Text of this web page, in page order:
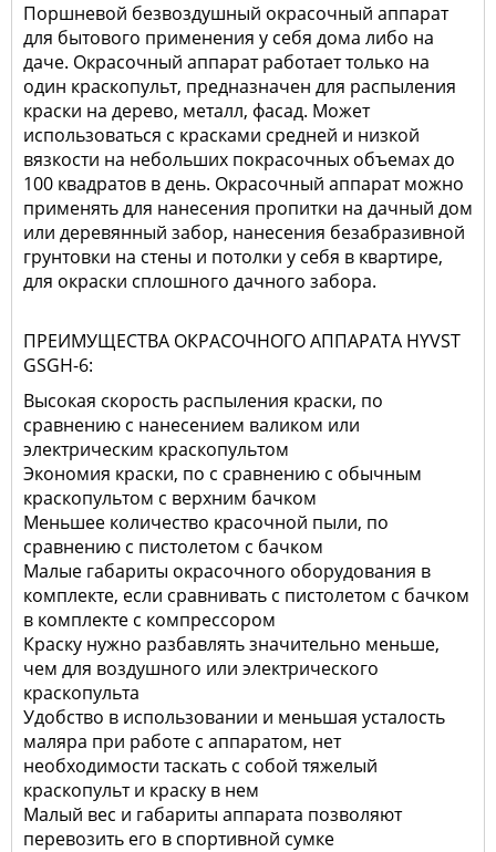
Поршневой безвоздушный окрасочный аппарат
для бытового применения у себя дома либо на
даче. Окрасочный аппарат работает только на
один краскопульт, предназначен для распыления
краски на дерево, металл, фасад. Может
использоваться с красками средней и низкой
вязкости на небольших покрасочных объемах до
100 квадратов в день. Окрасочный аппарат можно
применять для нанесения пропитки на дачный дом
или деревянный забор, нанесения безабразивной
грунтовки на стены и потолки у себя в квартире,
для окраски сплошного дачного забора.
ПРЕИМУЩЕСТВА ОКРАСОЧНОГО АППАРАТА HYVST
GSGH-6:
Высокая скорость распыления краски, по
сравнению с нанесением валиком или
электрическим краскопультом
Экономия краски, по с сравнению с обычным
краскопультом с верхним бачком
Меньшее количество красочной пыли, по
сравнению с пистолетом с бачком
Малые габариты окрасочного оборудования в
комплекте, если сравнивать с пистолетом с бачком
в комплекте с компрессором
Краску нужно разбавлять значительно меньше,
чем для воздушного или электрического
краскопульта
Удобство в использовании и меньшая усталость
маляра при работе с аппаратом, нет
необходимости таскать с собой тяжелый
краскопульт и краску в нем
Малый вес и габариты аппарата позволяют
перевозить его в спортивной сумке